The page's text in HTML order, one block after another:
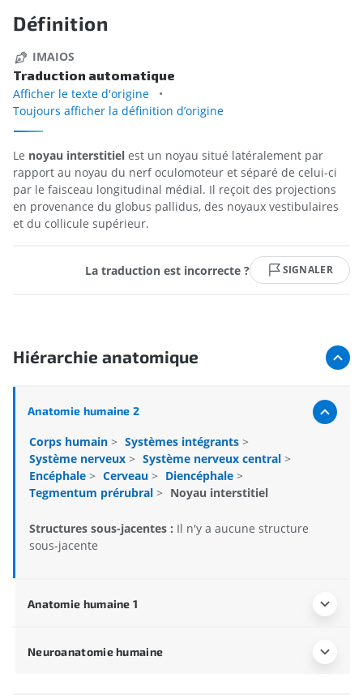
Définition
IMAIOS
Traduction automatique
Afficher le texte d'origine
Toujours afficher la définition d’origine
Le noyau interstitiel est un noyau situé latéralement par
rapport au noyau du nerf oculomoteur et séparé de celui-ci
par le faisceau longitudinal médial. Il reçoit des projections
en provenance du globus pallidus, des noyaux vestibulaires
et du collicule supérieur.
La traduction est incorrecte ? SIGNALER
Hiérarchie anatomique
Anatomie humaine 2
Corps humain > Systèmes intégrants >
Système nerveux > Système nerveux central >
Encéphale > Cerveau > Diencéphale >
Tegmentum prérubral > Noyau interstitiel
Structures sous-jacentes : Il n'y a aucune structure
sous-jacente
Anatomie humaine 1
Neuroanatomie humaine